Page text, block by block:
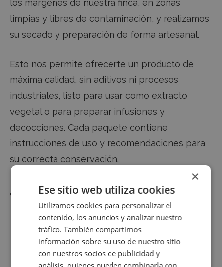
los márgenes de nuestra finca, en zonas
limpias y libres de contaminación, y realizamos
su secado y preparación de forma artesanal.
Esto nos permite ofrecerte un producto de
máxima calidad, sin aditivos ni procesos
industriales, listo para usar como extracto
vegetal o para preparar infusiones y
decocciones. Cada paquete contiene
instrucciones de uso y recomendaciones para
su correcta conservación.
¿POR QUÉ ELEGIRNOS?
Elaboración artesanal y sostenible
100% natural, sin tratamientos
×
Ese sitio web utiliza cookies
Utilizamos cookies para personalizar el
contenido, los anuncios y analizar nuestro
tráfico. También compartimos
información sobre su uso de nuestro sitio
con nuestros socios de publicidad y
análisis, quienes pueden combinarla con